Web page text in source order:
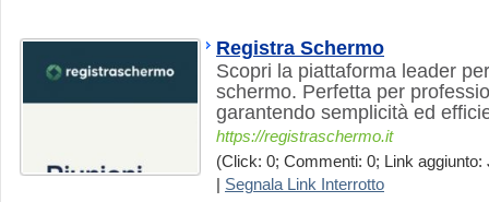
Registra Schermo
Scopri la piattaforma leader
schermo. Perfetta per
garantendo semplicità ed
https://registraschermo.it
(Click: 0; Commenti: 0; Link aggiunto:
Segnala Link Interrotto